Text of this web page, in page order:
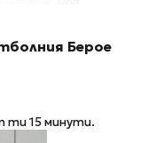
Берое
ти 15 минути.